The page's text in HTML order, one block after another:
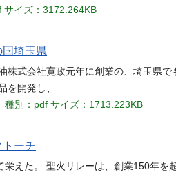
サイズ：3172.264KB
国埼玉県
株式会社寛政元年に創業の、埼玉県で
を開発し、
種別：pdf サイズ：1713.223KB
ーチ
えた。 聖火リレーは、創業150年を